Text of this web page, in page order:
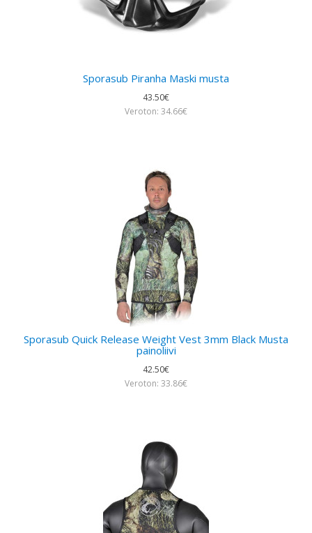
Sporasub Piranha Maski musta
43.50€
Veroton: 34.66€
Sporasub Quick Release Weight Vest 3mm Black Musta
painoliivi
42.50€
Veroton: 33.86€